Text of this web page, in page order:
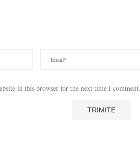
in this browser for the next time I comment.